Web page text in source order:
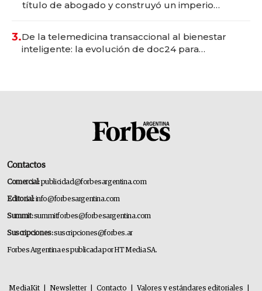
título de abogado y construyó un imperio
3.De la telemedicina transaccional al bienestar
inteligente: la evolución de doc24 para
Contactos
Comercial:publicidad@forbesargentina.com
Editorial:info@forbesargentina.com
Summit:summitforbes@forbesargentina.com
Suscripciones:suscripciones@forbes.ar
Forbes Argentina es publicada por HT Media SA.
MediaKit Newsletter Contacto Valores y estándares editoriales